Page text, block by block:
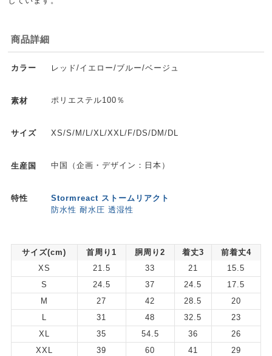
商品詳細
カラー レッド/イエロー/ブルー/ベージュ
素材 ポリエステル100％
サイズ XS/S/M/L/XL/XXL/F/DS/DM/DL
生産国 中国（企画・デザイン：日本）
特性
Stormreact ストームリアクト
防水性 耐水圧 透湿性
サイズ(cm) 首周り1 胴周り2 着丈3
前着丈4
XS
21.5 33 21
15.5
S
24.5 37 24.5
17.5
M
27 42 28.5
20
L
31 48 32.5
23
XL
35 54.5 36
26
XXL
39 60 41
29